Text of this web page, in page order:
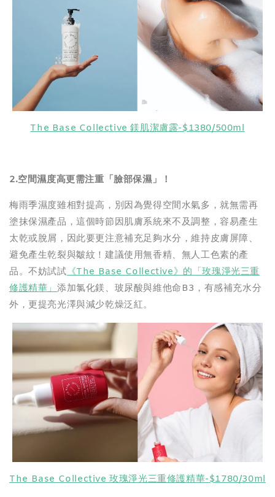
The Base Collective 鎂肌潔膚露-$1380/500ml
2.空間濕度高更需注重「臉部保濕」！
梅雨季濕度雖相對提高，別因為覺得空間水氣多，就無需再
塗抹保濕產品，這個時節因肌膚系統來不及調整，容易產生
太乾或脫屑，因此要更注意補充足夠水分，維持皮膚屏障、
避免產生乾裂與皺紋！建議使用無香精、無人工色素的產
品。不妨試試《The Base Collective》的「玫瑰淨光三重
修護精華」添加氯化鎂、玻尿酸與維他命B3，有感補充水分
外，更提亮光澤與減少乾燥泛紅。
The Base Collective 玫瑰淨光三重修護精華-$1780/30ml